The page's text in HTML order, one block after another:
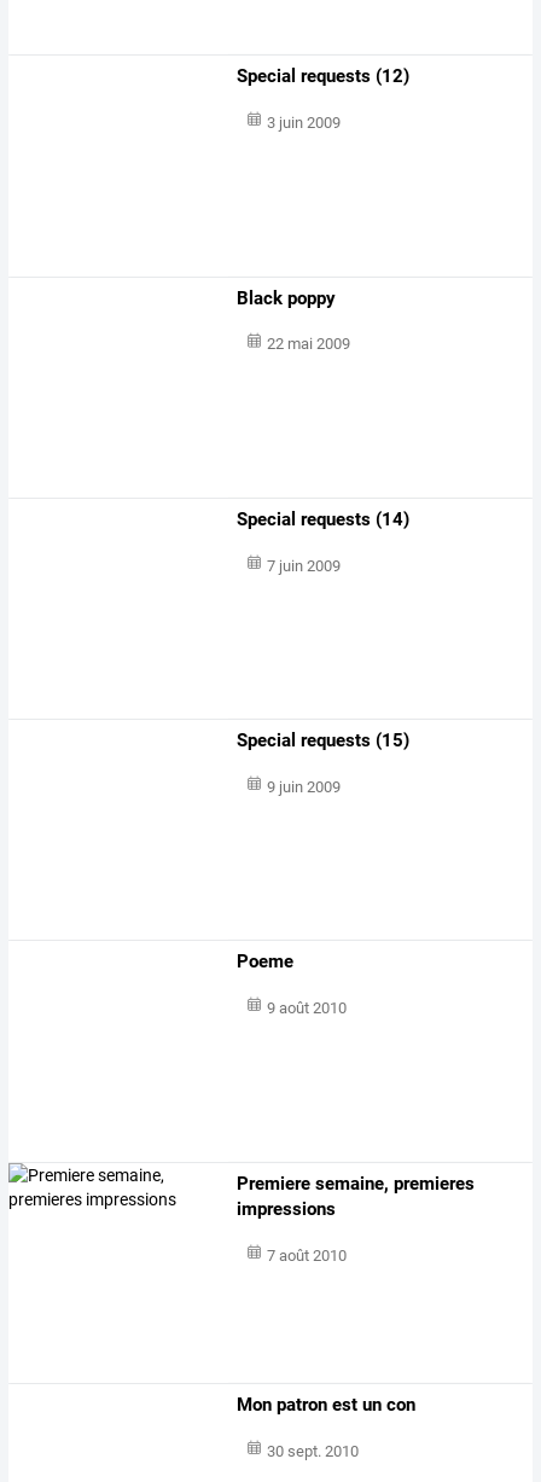
Special requests (12)
3 juin 2009
Black poppy
22 mai 2009
Special requests (14)
7 juin 2009
Special requests (15)
9 juin 2009
Poeme
9 août 2010
Premiere semaine, premieres
impressions
7 août 2010
Mon patron est un con
30 sept. 2010